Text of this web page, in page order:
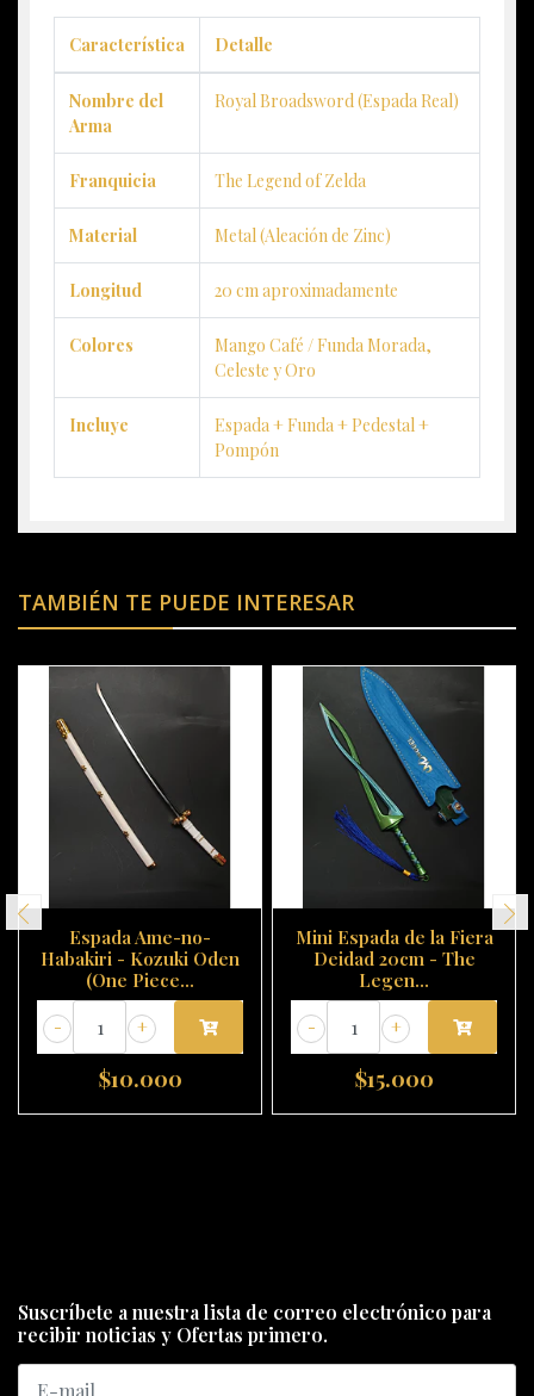
Característica Detalle
Nombre del
Arma
Royal Broadsword (Espada Real)
Franquicia The Legend of Zelda
Material Metal (Aleación de Zinc)
Longitud 20 cm aproximadamente
Colores
Mango Café / Funda Morada,
Celeste y Oro
Incluye
Espada + Funda + Pedestal +
Pompón
TAMBIÉN TE PUEDE INTERESAR
Espada Ame-no-
Habakiri - Kozuki Oden
(One Piece...
+
-
$10.000
Mini Espada de la Fiera
Deidad 20cm - The
Legen...
+
-
$15.000
Suscríbete a nuestra lista de correo electrónico para
recibir noticias y Ofertas primero.